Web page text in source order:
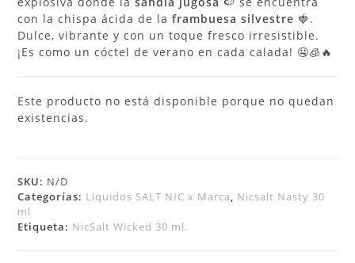
con la chispa ácida de laframbuesa silvestre 🍓.
Dulce, vibrante y con un toque fresco irresistible.
¡Es como un cóctel de verano en cada calada! 🤤🧊🔥
Este producto no está disponible porque no quedan
existencias.
SKU: N/D
Categorías: Liquidos SALT NIC x Marca, Nicsalt Nasty 30
ml
Etiqueta: NicSalt Wicked 30 ml.